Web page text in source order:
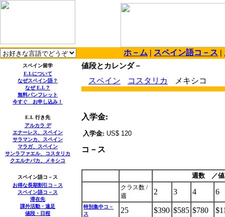
ホ－ム | スペイン語コ－ス |
スペイン留学
E.I.について
なぜスペイン語？
なぜE.I. ？
無料パンフレット
今すぐ お申し込み！
E.I. 行き先
アルカラ デ
エナーレス、スペイン
サラマンカ、スペイン
マラガ、スペイン
サンラファエル、コスタリカ
クエルナバカ、メキシコ
スペイン語コ－ス
お得な長期割引コ－ス
スペイン語コ－ス
滞在先
課外活動・遠足
値段・日程
値段とカレンダ－
スペイン コスタリカ メキシコ
入学金:
入学金: US$ 120
コ－ス
週数 ／
クラス数 /
週
2 3 4 6
特別集中コ－
ス
25 $390 $585 $780